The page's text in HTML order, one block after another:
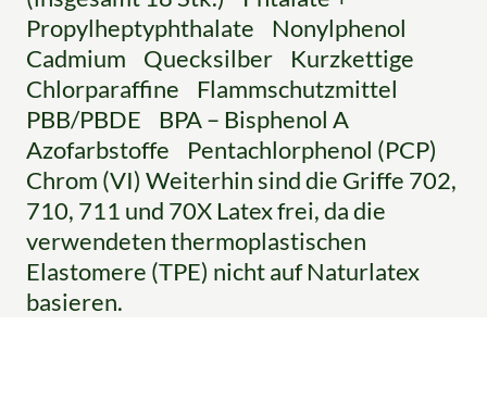
Propylheptyphthalate Nonylphenol
Cadmium Quecksilber Kurzkettige
Chlorparaffine Flammschutzmittel
PBB/PBDE BPA – Bisphenol A
Azofarbstoffe Pentachlorphenol (PCP)
Chrom (VI) Weiterhin sind die Griffe 702,
710, 711 und 70X Latex frei, da die
verwendeten thermoplastischen
Elastomere (TPE) nicht auf Naturlatex
basieren.